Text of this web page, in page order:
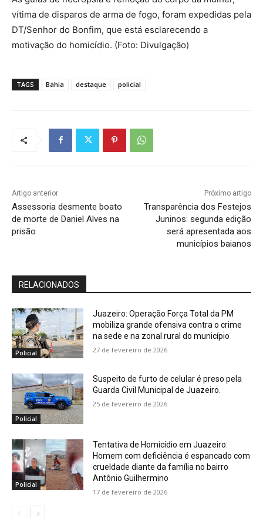
vítima de disparos de arma de fogo, foram expedidas pela
DT/Senhor do Bonfim, que está esclarecendo a
motivação do homicídio. (Foto: Divulgação)
TAGS Bahia destaque policial
Artigo anterior
Assessoria desmente boato
de morte de Daniel Alves na
prisão
Próximo artigo
Transparência dos Festejos
Juninos: segunda edição
será apresentada aos
municípios baianos
RELACIONADOS
Policial
Juazeiro: Operação Força Total da PM
mobiliza grande ofensiva contra o crime
na sede e na zonal rural do município
27 de fevereiro de 2026
Policial
Suspeito de furto de celular é preso pela
Guarda Civil Municipal de Juazeiro.
25 de fevereiro de 2026
Policial
Tentativa de Homicídio em Juazeiro:
Homem com deficiência é espancado com
crueldade diante da família no bairro
Antônio Guilhermino
17 de fevereiro de 2026